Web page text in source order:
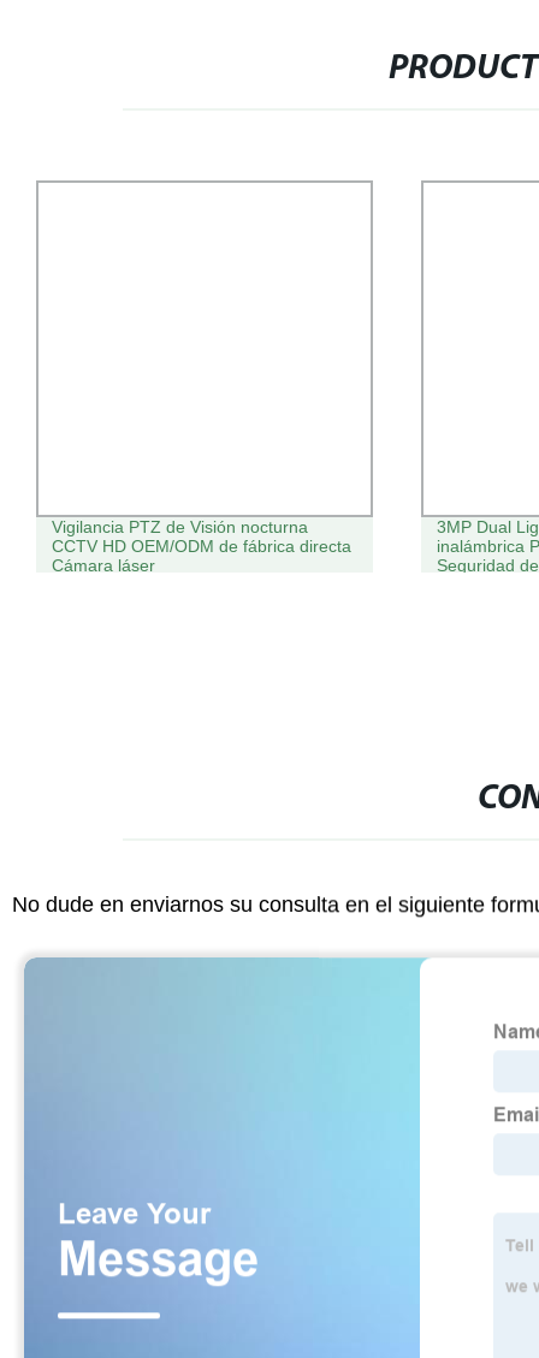
Vigilancia PTZ de Visión nocturna
CCTV HD OEM/ODM de fábrica directa
Cámara láser
3MP Dual
inalámbrica
Seguridad
No dude en enviarnos su consulta en el siguiente